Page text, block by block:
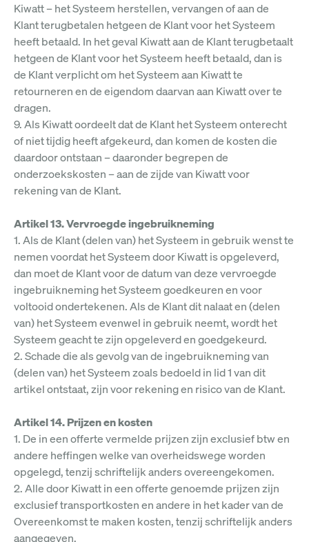
Kiwatt – het Systeem herstellen, vervangen of aan de
Klant terugbetalen hetgeen de Klant voor het Systeem
heeft betaald. In het geval Kiwatt aan de Klant terugbetaalt
hetgeen de Klant voor het Systeem heeft betaald, dan is
de Klant verplicht om het Systeem aan Kiwatt te
retourneren en de eigendom daarvan aan Kiwatt over te
dragen.
9. Als Kiwatt oordeelt dat de Klant het Systeem onterecht
of niet tijdig heeft afgekeurd, dan komen de kosten die
daardoor ontstaan – daaronder begrepen de
onderzoekskosten – aan de zijde van Kiwatt voor
rekening van de Klant.
Artikel 13. Vervroegde ingebruikneming
1. Als de Klant (delen van) het Systeem in gebruik wenst te
nemen voordat het Systeem door Kiwatt is opgeleverd,
dan moet de Klant voor de datum van deze vervroegde
ingebruikneming het Systeem goedkeuren en voor
voltooid ondertekenen. Als de Klant dit nalaat en (delen
van) het Systeem evenwel in gebruik neemt, wordt het
Systeem geacht te zijn opgeleverd en goedgekeurd.
2. Schade die als gevolg van de ingebruikneming van
(delen van) het Systeem zoals bedoeld in lid 1 van dit
artikel ontstaat, zijn voor rekening en risico van de Klant.
Artikel 14. Prijzen en kosten
1. De in een offerte vermelde prijzen zijn exclusief btw en
andere heffingen welke van overheidswege worden
opgelegd, tenzij schriftelijk anders overeengekomen.
2. Alle door Kiwatt in een offerte genoemde prijzen zijn
exclusief transportkosten en andere in het kader van de
Overeenkomst te maken kosten, tenzij schriftelijk anders
aangegeven.